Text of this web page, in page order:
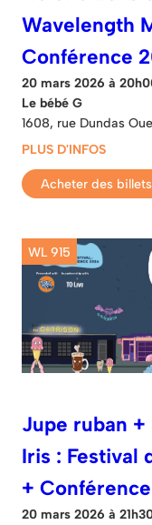
Wavelength
Conférence
20 mars 2026 à
Le bébé G
1608, rue Dundas
PLUS D'INFOS
Acheter des billets
WL 915
Jupe ruban
Iris : Festival
+
20 mars 2026 à